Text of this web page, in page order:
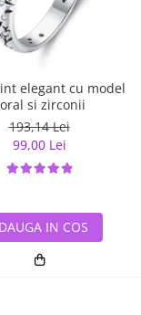
elegant cu model
si zirconii
193,14 Lei
99,00 Lei
IN COS